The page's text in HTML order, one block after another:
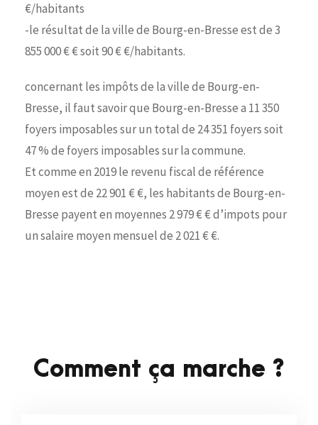
€/habitants
-le résultat de la ville de Bourg-en-Bresse est de 3
855 000 € € soit 90 € €/habitants.
concernant les impôts de la ville de Bourg-en-
Bresse, il faut savoir que Bourg-en-Bresse a 11 350
foyers imposables sur un total de 24 351 foyers soit
47 % de foyers imposables sur la commune.
Et comme en 2019 le revenu fiscal de référence
moyen est de 22 901 € €, les habitants de Bourg-en-
Bresse payent en moyennes 2 979 € € d’impots pour
un salaire moyen mensuel de 2 021 € €.
Comment ça marche ?